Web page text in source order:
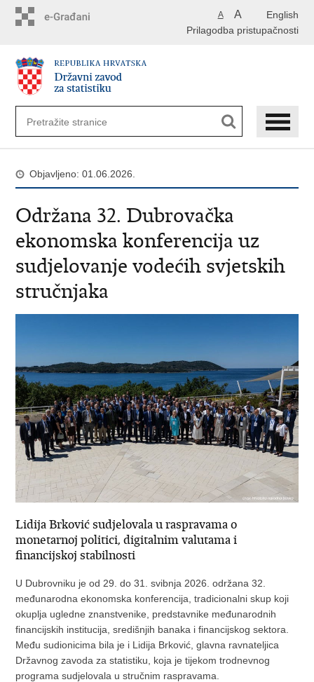
English
A A
Prilagodba pristupačnosti
Objavljeno: 01.06.2026.
Održana 32. Dubrovačka
ekonomska konferencija uz
sudjelovanje vodećih svjetskih
stručnjaka
Lidija Brković sudjelovala u raspravama o
monetarnoj politici, digitalnim valutama i
financijskoj stabilnosti
U Dubrovniku je od 29. do 31. svibnja 2026. održana 32.
međunarodna ekonomska konferencija, tradicionalni skup koji
okuplja ugledne znanstvenike, predstavnike međunarodnih
financijskih institucija, središnjih banaka i financijskog sektora.
Među sudionicima bila je i Lidija Brković, glavna ravnateljica
Državnog zavoda za statistiku, koja je tijekom trodnevnog
programa sudjelovala u stručnim raspravama.